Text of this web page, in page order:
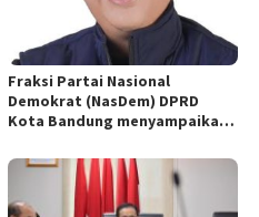
Fraksi Partai Nasional
Demokrat (NasDem) DPRD
Kota Bandung menyampaikan
empat Rancangan Peraturan
Daerah (Raperda) yang
diajukan Pemerintah Kota